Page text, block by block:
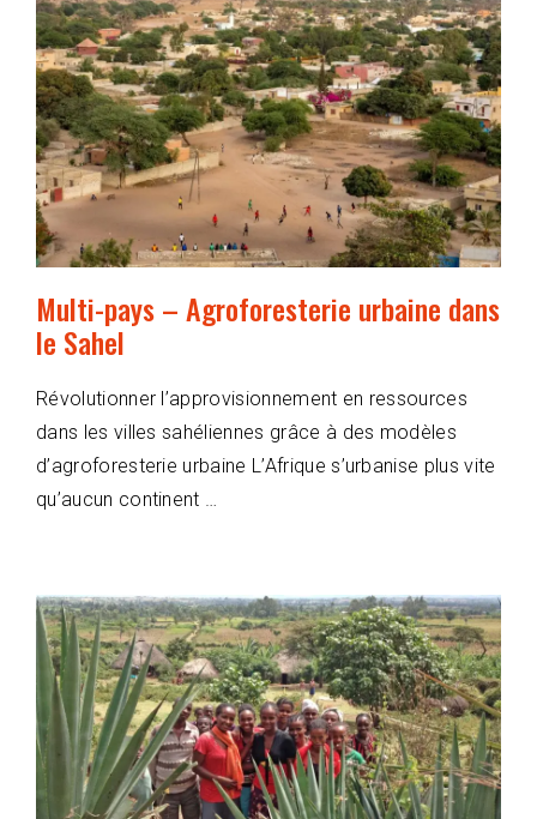
Multi-pays – Agroforesterie urbaine dans
le Sahel
Révolutionner l’approvisionnement en ressources
dans les villes sahéliennes grâce à des modèles
d’agroforesterie urbaine L’Afrique s’urbanise plus vite
qu’aucun continent …